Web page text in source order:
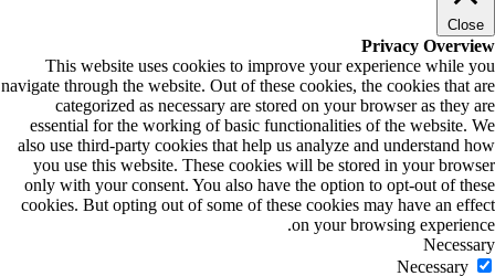
Close
Privacy Overview
This website uses cookies to improve your experience while you
navigate through the website. Out of these cookies, the cookies that are
categorized as necessary are stored on your browser as they are
essential for the working of basic functionalities of the website. We
also use third-party cookies that help us analyze and understand how
you use this website. These cookies will be stored in your browser
only with your consent. You also have the option to opt-out of these
cookies. But opting out of some of these cookies may have an effect
on your browsing experience.
Necessary
Necessary